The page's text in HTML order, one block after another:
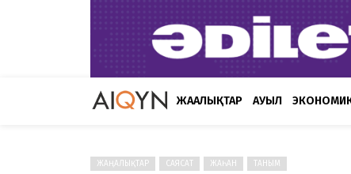
ЖАҢАЛЫҚТАР АУЫЛ
ЖАҢАЛЫҚТАР САЯСАТ ЖАҺАН ТАНЫМ